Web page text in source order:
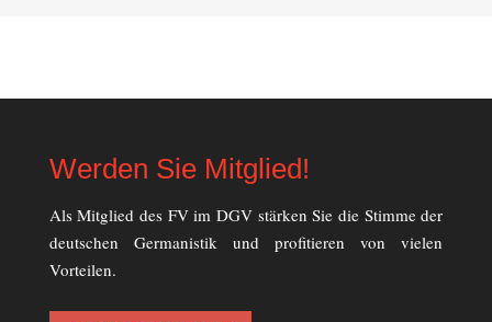
Werden Sie Mitglied!
Als Mitglied des FV im DGV stärken Sie die Stimme der
deutschen Germanistik und profitieren von vielen
Vorteilen.